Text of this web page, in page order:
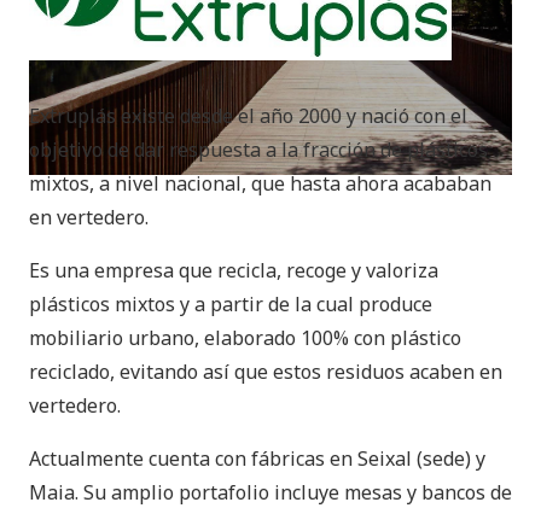
Extruplás existe desde el año 2000 y nació con el
objetivo de dar respuesta a la fracción de plásticos
mixtos, a nivel nacional, que hasta ahora acababan
en vertedero.
Es una empresa que recicla, recoge y valoriza
plásticos mixtos y a partir de la cual produce
mobiliario urbano, elaborado 100% con plástico
reciclado, evitando así que estos residuos acaben en
vertedero.
Actualmente cuenta con fábricas en Seixal (sede) y
Maia. Su amplio portafolio incluye mesas y bancos de